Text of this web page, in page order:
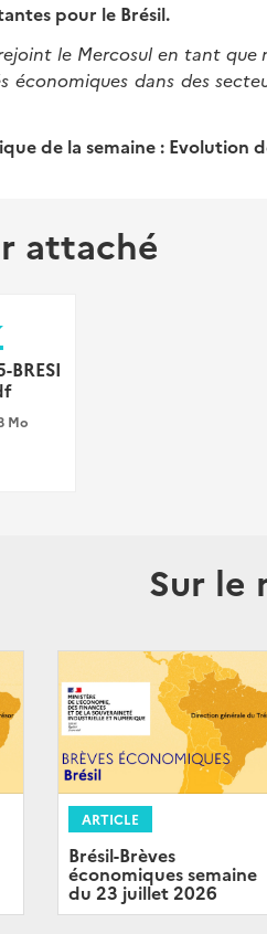
pour le Brésil.
le Mercosul en tant
économiques dans des
de la semaine: Evolution
attaché
BRESI
Mo
Sur le
ARTICLE
Brésil-Brèves
économiques semaine
du 23 juillet 2026